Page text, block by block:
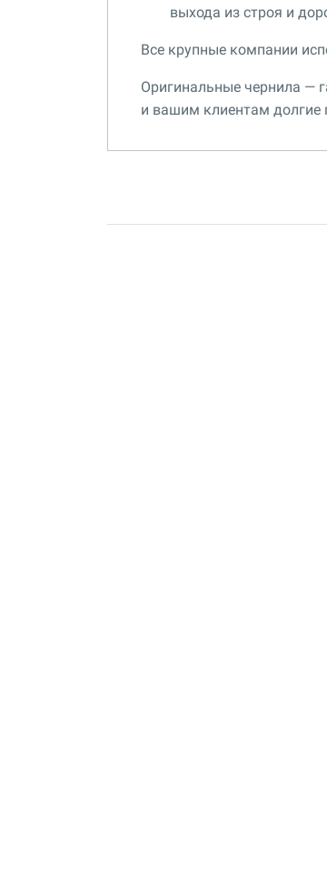
выхода из строя и
Все крупные компании
Оригинальные чернила —
и вашим клиентам долгие